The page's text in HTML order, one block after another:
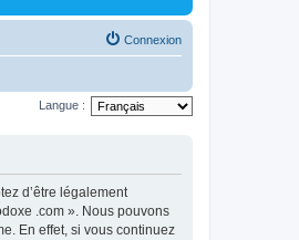
Connexion
Langue :
d’être légalement
.com ». Nous pouvons
En effet, si vous continuez